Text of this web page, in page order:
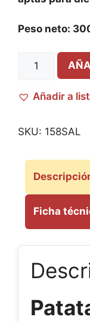
Peso neto:
Añadir a
SKU: 158SAL
Ficha